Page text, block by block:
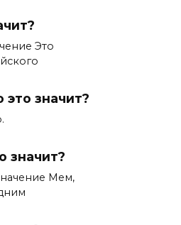
Это
значит?
значит?
Мем,